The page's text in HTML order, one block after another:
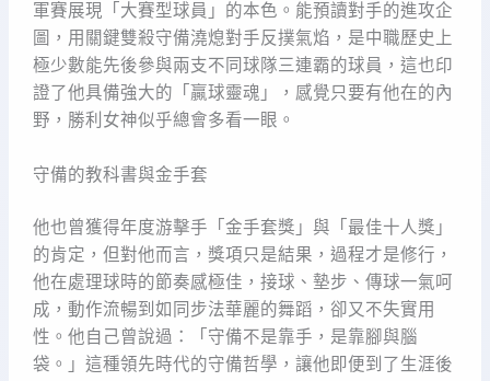
軍賽展現「大賽型球員」的本色。能預讀對手的進攻企
圖，用關鍵雙殺守備澆熄對手反撲氣焰，是中職歷史上
極少數能先後參與兩支不同球隊三連霸的球員，這也印
證了他具備強大的「贏球靈魂」，感覺只要有他在的內
野，勝利女神似乎總會多看一眼。
守備的教科書與金手套
他也曾獲得年度游擊手「金手套獎」與「最佳十人獎」
的肯定，但對他而言，獎項只是結果，過程才是修行，
他在處理球時的節奏感極佳，接球、墊步、傳球一氣呵
成，動作流暢到如同步法華麗的舞蹈，卻又不失實用
性。他自己曾說過：「守備不是靠手，是靠腳與腦
袋。」這種領先時代的守備哲學，讓他即便到了生涯後